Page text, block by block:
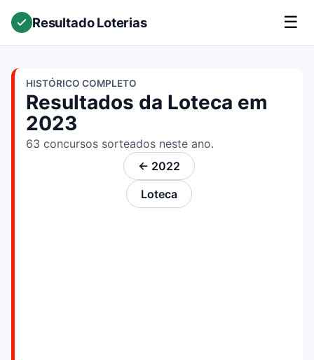
Resultado Loterias ☰
HISTÓRICO COMPLETO
Resultados da Loteca em
2023
63 concursos sorteados neste ano.
← 2022
Loteca